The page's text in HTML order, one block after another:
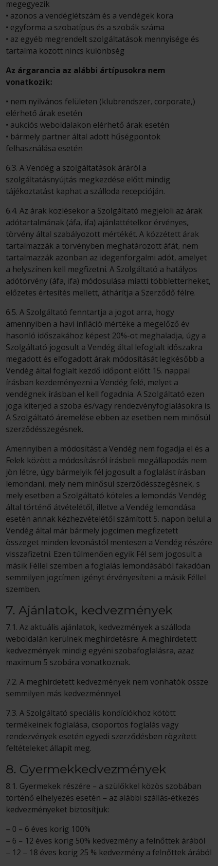
megegyezik
• azonos a vendéglétszám és a vendégek kora
• egyforma a szobatípus és a szobák száma
• az egyéb megrendelt szolgáltatások mennyisége és
tartalma között nincs különbség
Az árgarancia az alábbi ártípusokra nem
vonatkozik:
• nem nyilvános felületen (klubrendszer, corporate,)
elérhető árak esetén
• aukciós weboldalakon elérhető árak esetén
• bármely partner által adott hűségpontok
felhasználása esetén
6.3. A Vendég a szolgáltatások áráról a
szolgáltatásnyújtás megkezdése előtt mindig
tájékoztatást kaphat a szálloda recepcióján.
6.4. Az árak közlésekor a Szolgáltató megjelöli az árak
adótartalmának (áfa, ifa) ajánlattételkor érvényes,
törvény által szabályozott mértékét. A közzétett árak
tartalmazzák a törvényben meghatározott áfát, nem
tartalmazzák azonban az idegenforgalmi adót, amelyet
a helyszínen kell megfizetni. A Szolgáltató a hatályos
adótörvény (áfa, ifa) módosulása miatti többletterheket,
előzetes értesítés mellett, áthárítja a Szerződő félre.
6.5. A Szolgáltató fenntartja a jogot arra, hogy
amennyiben a havi infláció mértéke a megelőző év
hasonló időszakához képest 20%-ot meghaladja, úgy a
Szolgáltató jogosult a Vendég által lefoglalt időszakra
megadott és elfogadott árak módosítását legkésőbb a
Vendég által foglalt kezdő időpont előtt 15. nappal
írásban kezdeményezni a Vendég felé, melyet a
vendégnek írásban el kell fogadnia. A Szolgáltató ezen
joga kiterjed a szoba és/vagy rendezvényfoglalásokra is.
A Szolgáltató áremelése ebben az esetben nem minősül
szerződésszegésnek.
Amennyiben a módosítást a Vendég nem fogadja el és a
Felek között a módosításról írásbeli megállapodás nem
jön létre, úgy bármelyik fél jogosult a foglalást írásban
lemondani, mely nem minősül szerződésszegésnek, s
mely esetben a Szolgáltató köteles a lemondás Vendég
által történő átvételétől, illetve a Vendég lemondása
esetén annak kézhezvételétől számított 5. napon belül a
Vendég által már bármely jogcímen megfizetett
összeget minden levonástól mentesen a Vendég részére
visszafizetni. Ezen túlmenően egyik Fél sem jogosult a
másik Féllel szemben a foglalás lemondásából fakadóan
semmilyen jogcímen igényt érvényesíteni a másik Féllel
szemben.
7. Ajánlatok, kedvezmények
7.1. Az aktuális ajánlatok, kedvezmények a szálloda
weboldalán kerülnek meghirdetésre. A meghirdetett
kedvezmények mindig egyéni szobafoglalásra, azaz
maximum 5 szobára vonatkoznak.
7.2. A meghirdetett kedvezmények nem vonhatók össze
semmilyen más kedvezménnyel.
7.3. A Szolgáltató speciális kondíciókhoz kötött
termékeinek foglalása, csoportos foglalás vagy
rendezvények esetén egyedi szerződésben rögzített
feltételeket állapít meg.
8. Gyermekkedvezmények
8.1. Gyermekek részére – a szülőkkel közös szobában
történő elhelyezés esetén – az alábbi szállás-étkezés
kedvezményeket biztosítjuk:
– 0 – 6 éves korig 100%
– 6 – 12 éves korig 50% kedvezmény a felnőttek árából
– 12 – 18 éves korig 25 % kedvezmény a felnőttek árából